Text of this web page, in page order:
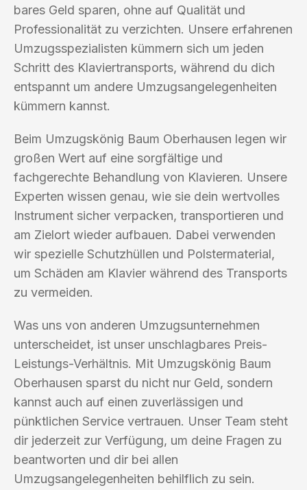
bares Geld sparen, ohne auf Qualität und
Professionalität zu verzichten. Unsere erfahrenen
Umzugsspezialisten kümmern sich um jeden
Schritt des Klaviertransports, während du dich
entspannt um andere Umzugsangelegenheiten
kümmern kannst.
Beim Umzugskönig Baum Oberhausen legen wir
großen Wert auf eine sorgfältige und
fachgerechte Behandlung von Klavieren. Unsere
Experten wissen genau, wie sie dein wertvolles
Instrument sicher verpacken, transportieren und
am Zielort wieder aufbauen. Dabei verwenden
wir spezielle Schutzhüllen und Polstermaterial,
um Schäden am Klavier während des Transports
zu vermeiden.
Was uns von anderen Umzugsunternehmen
unterscheidet, ist unser unschlagbares Preis-
Leistungs-Verhältnis. Mit Umzugskönig Baum
Oberhausen sparst du nicht nur Geld, sondern
kannst auch auf einen zuverlässigen und
pünktlichen Service vertrauen. Unser Team steht
dir jederzeit zur Verfügung, um deine Fragen zu
beantworten und dir bei allen
Umzugsangelegenheiten behilflich zu sein.